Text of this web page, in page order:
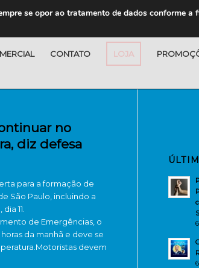
CONTATO LOJA
no
diz defesa
para a formação de
São Paulo, incluindo a
11.
de Emergências, o
da manhã e deve se
devem
se opor ao tratamento de dados conforme a